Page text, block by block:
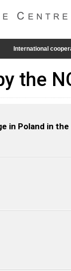
International
the
in Poland in